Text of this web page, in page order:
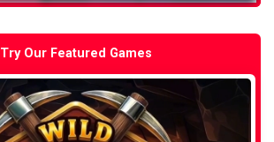
Try Our Featured Games